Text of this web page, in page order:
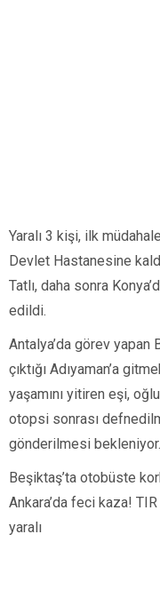
Yaralı 3 kişi, ilk
Devlet Hastanesine
Tatlı, daha sonra
edildi.
Antalya’da görev yapan
çıktığı Adıyaman’a
yaşamını yitiren eşi,
otopsi sonrası
gönderilmesi bekleniyor.
Beşiktaş’ta otobüste
Ankara’da feci kaza!
yaralı